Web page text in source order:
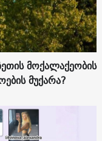
მოქალაქეობის
მუქარა?